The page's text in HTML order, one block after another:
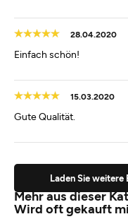
28.04.2020
Einfach schön!
15.03.2020
Gute Qualität.
Laden Sie weitere
Mehr aus dieser
Wird oft gekauft